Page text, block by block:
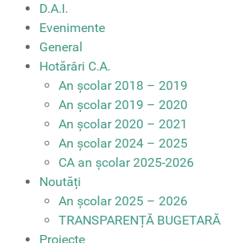
D.A.I.
Evenimente
General
Hotărâri C.A.
An școlar 2018 – 2019
An școlar 2019 – 2020
An școlar 2020 – 2021
An școlar 2024 – 2025
CA an școlar 2025-2026
Noutăți
An școlar 2025 – 2026
TRANSPARENȚĂ BUGETARĂ
Proiecte